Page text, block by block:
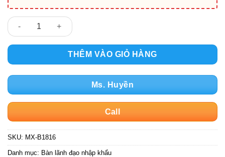
Bàn lãnh đạo nhập khẩu cao cấp MX-B1816 (1.6M) số lượng
THÊM VÀO GIỎ HÀNG
Ms. Huyền
Call
SKU: MX-B1816
Danh mục: Bàn lãnh đạo nhập khẩu